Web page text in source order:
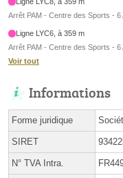
Arrêt PAM - Centre des Sports -
Ligne LYC6, à 359 m
Arrêt PAM - Centre des Sports -
Voir tout
Informations
Forme juridique
SIRET
N° TVA Intra.